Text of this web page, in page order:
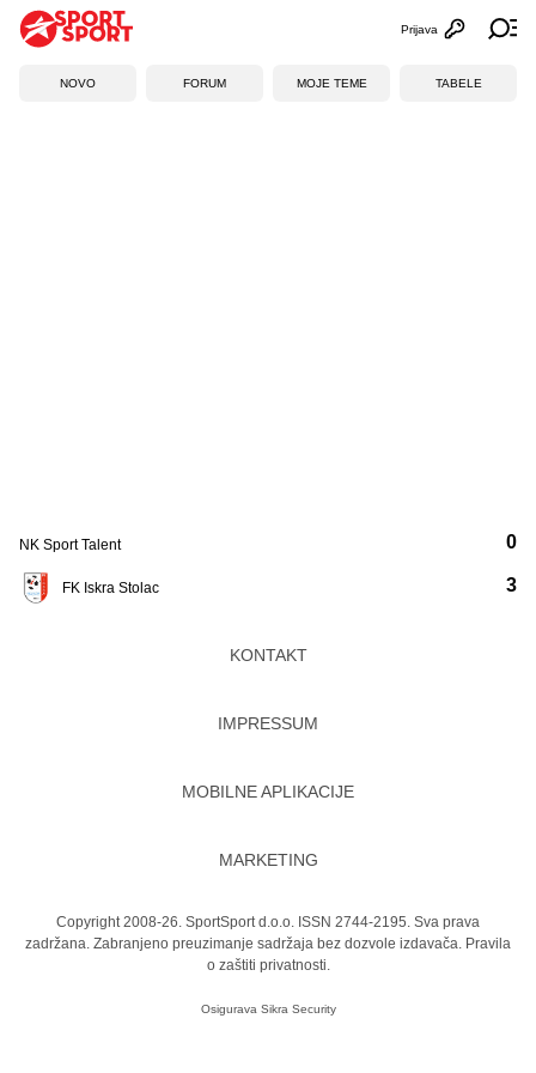
Otvori
Prijava
NOVO FORUM MOJE TEME TABELE
NK Sport Talent
FK Iskra Stolac
0
3
KONTAKT
IMPRESSUM
MOBILNE APLIKACIJE
MARKETING
Copyright 2008-26. SportSport d.o.o. ISSN 2744-2195. Sva prava
zadržana. Zabranjeno preuzimanje sadržaja bez dozvole izdavača. Pravila
o zaštiti privatnosti.
Osigurava Sikra Security